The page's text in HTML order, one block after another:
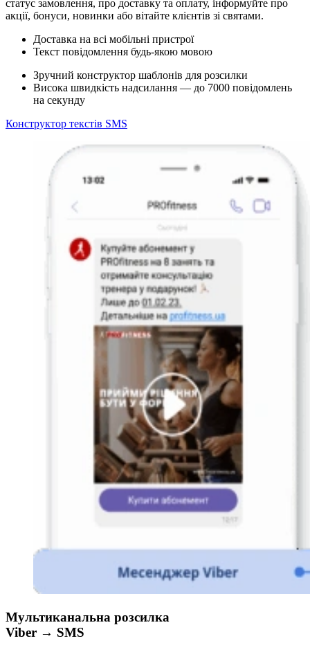
статус замовлення, про доставку та оплату, інформуйте про
акції, бонуси, новинки або вітайте клієнтів зі святами.
Доставка на всі мобільні пристрої
Текст повідомлення будь-якою мовою
Зручний конструктор шаблонів для розсилки
Висока швидкість надсилання — до 7000 повідомлень
на секунду
Конструктор текстів SMS
Мультиканальна розсилка
Viber → SMS